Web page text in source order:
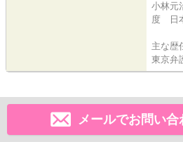
小林元
度 日
主な歴
東京弁
メールでお問い合